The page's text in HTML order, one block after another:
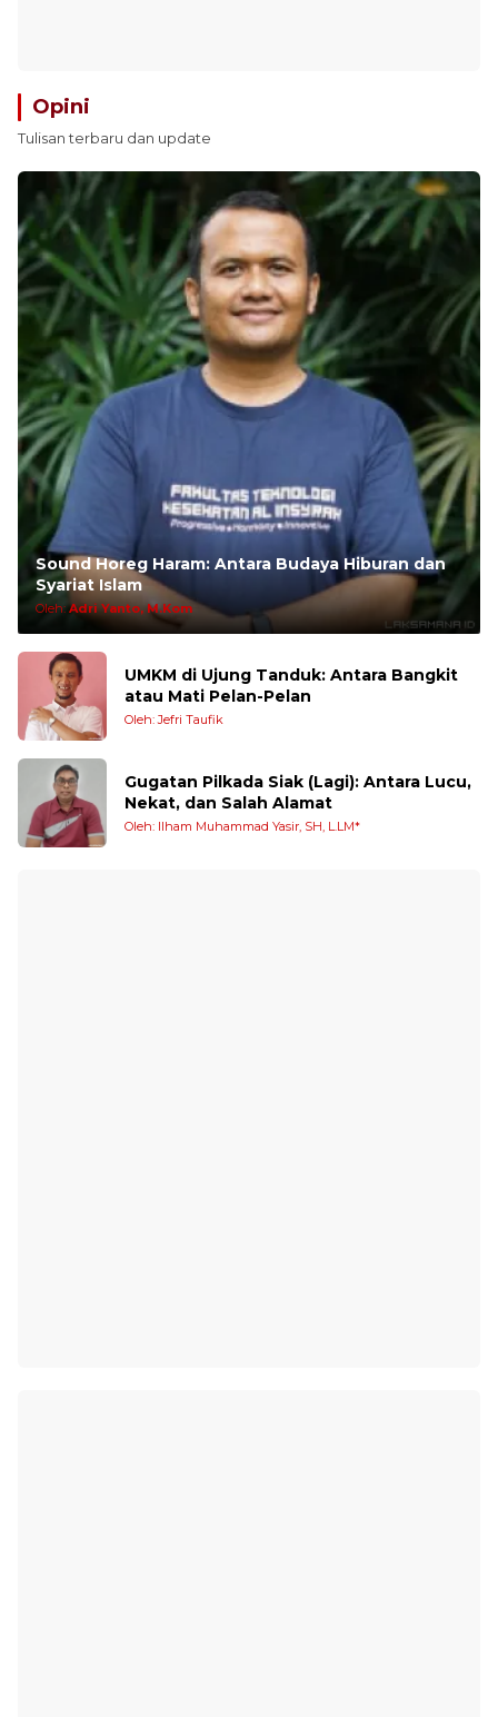
Opini
Tulisan terbaru dan update
Sound Horeg Haram: Antara Budaya Hiburan dan
Syariat Islam
Oleh:Adri Yanto, M.Kom
UMKM di Ujung Tanduk: Antara Bangkit
atau Mati Pelan-Pelan
Oleh: Jefri Taufik
Gugatan Pilkada Siak (Lagi): Antara Lucu,
Nekat, dan Salah Alamat
Oleh: Ilham Muhammad Yasir, SH, L.LM*